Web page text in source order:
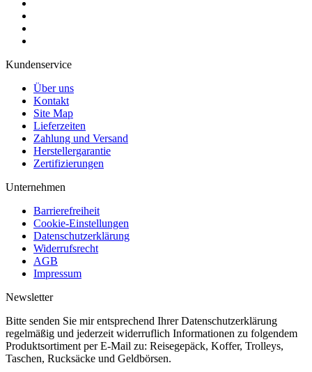
Kundenservice
Über uns
Kontakt
Site Map
Lieferzeiten
Zahlung und Versand
Herstellergarantie
Zertifizierungen
Unternehmen
Barrierefreiheit
Cookie-Einstellungen
Datenschutzerklärung
Widerrufsrecht
AGB
Impressum
Newsletter
Bitte senden Sie mir entsprechend Ihrer Datenschutzerklärung
regelmäßig und jederzeit widerruflich Informationen zu folgendem
Produktsortiment per E-Mail zu: Reisegepäck, Koffer, Trolleys,
Taschen, Rucksäcke und Geldbörsen.